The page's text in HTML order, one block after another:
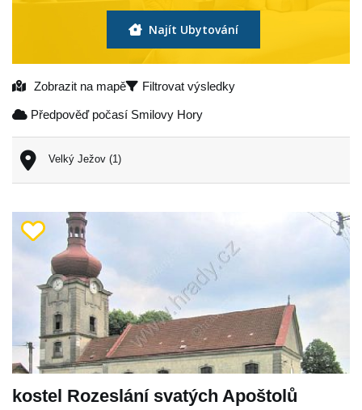
Najít Ubytování
Zobrazit na mapě Filtrovat výsledky
Předpověď počasí Smilovy Hory
Velký Ježov (1)
kostel Rozeslání svatých Apoštolů